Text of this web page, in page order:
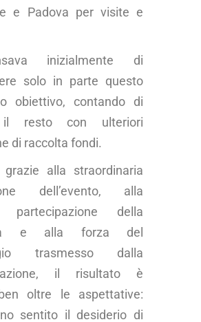
e Padova per visite e
inizialmente di
solo in parte questo
obiettivo, contando di
il resto con ulteriori
di raccolta fondi.
grazie alla straordinaria
dell’evento, alla
partecipazione della
e alla forza del
trasmesso dalla
il risultato è
oltre le aspettative:
sentito il desiderio di